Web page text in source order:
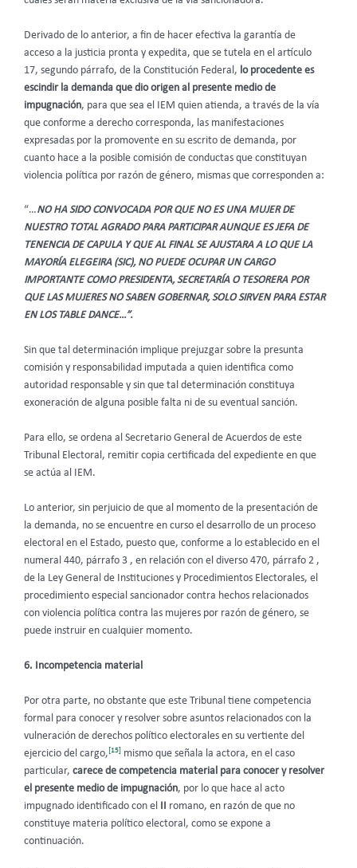
Derivado de lo anterior, a fin de hacer efectiva la garantía de
acceso a la justicia pronta y expedita, que se tutela en el artículo
17, segundo párrafo, de la Constitución Federal, lo procedente es
escindir la demanda que dio origen al presente medio de
impugnación, para que sea el IEM quien atienda, a través de la vía
que conforme a derecho corresponda, las manifestaciones
expresadas por la promovente en su escrito de demanda, por
cuanto hace a la posible comisión de conductas que constituyan
violencia política por razón de género, mismas que corresponden a:
“…NO HA SIDO CONVOCADA POR QUE NO ES UNA MUJER DE
NUESTRO TOTAL AGRADO PARA PARTICIPAR AUNQUE ES JEFA DE
TENENCIA DE CAPULA Y QUE AL FINAL SE AJUSTARA A LO QUE LA
MAYORÍA ELEGEIRA (SIC), NO PUEDE OCUPAR UN CARGO
IMPORTANTE COMO PRESIDENTA, SECRETARÍA O TESORERA POR
QUE LAS MUJERES NO SABEN GOBERNAR, SOLO SIRVEN PARA ESTAR
EN LOS TABLE DANCE…”.
Sin que tal determinación implique prejuzgar sobre la presunta
comisión y responsabilidad imputada a quien identifica como
autoridad responsable y sin que tal determinación constituya
exoneración de alguna posible falta ni de su eventual sanción.
Para ello, se ordena al Secretario General de Acuerdos de este
Tribunal Electoral, remitir copia certificada del expediente en que
se actúa al IEM.
Lo anterior, sin perjuicio de que al momento de la presentación de
la demanda, no se encuentre en curso el desarrollo de un proceso
electoral en el Estado, puesto que, conforme a lo establecido en el
numeral 440, párrafo 3 , en relación con el diverso 470, párrafo 2 ,
de la Ley General de Instituciones y Procedimientos Electorales, el
procedimiento especial sancionador contra hechos relacionados
con violencia política contra las mujeres por razón de género, se
puede instruir en cualquier momento.
6. Incompetencia material
Por otra parte, no obstante que este Tribunal tiene competencia
formal para conocer y resolver sobre asuntos relacionados con la
vulneración de derechos político electorales en su vertiente del
ejercicio del cargo,[15] mismo que señala la actora, en el caso
particular, carece de competencia material para conocer y resolver
el presente medio de impugnación, por lo que hace al acto
impugnado identificado con el
romano, en razón de que no
constituye materia político electoral, como se expone a
continuación.